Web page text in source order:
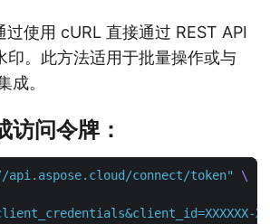
过使用 cURL 直接通过 REST API
印。此方法适用于批量操作或与
成。
问令牌：
connect/token"